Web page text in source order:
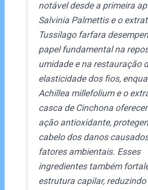
notável desde a primeira
Salvinia Palmettis e o
Tussilago farfara
papel fundamental na
umidade e na restauração
elasticidade dos fios,
Achillea millefolium e o
casca de Cinchona
ação antioxidante,
cabelo dos danos
fatores ambientais. Esses
ingredientes também
estrutura capilar, reduzindo